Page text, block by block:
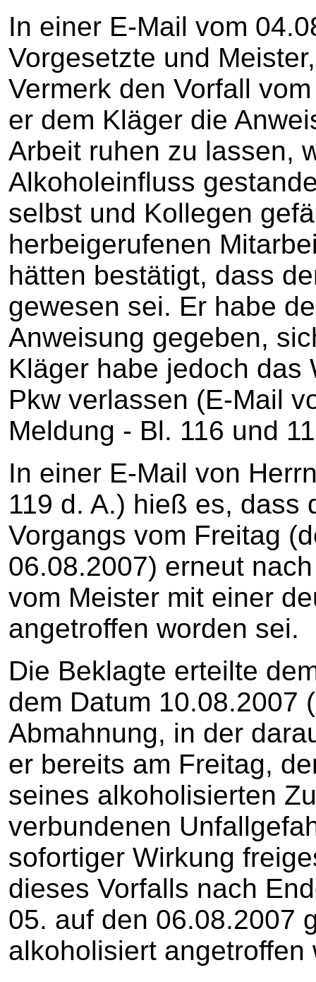
In einer E-Mail vom
Vorgesetzte und
Vermerk den Vorfall
er dem Kläger die
Arbeit ruhen zu lassen,
Alkoholeinfluss
selbst und Kollegen
herbeigerufenen
hätten bestätigt, dass
gewesen sei. Er habe
Anweisung gegeben,
Kläger habe jedoch das
Pkw verlassen (E-Mail
Meldung - Bl. 116 und
In einer E-Mail von
119 d. A.) hieß es, dass
Vorgangs vom Freitag
06.08.2007) erneut
vom Meister mit einer
angetroffen worden sei.
Die Beklagte erteilte
dem Datum 10.08.2007
Abmahnung, in der
er bereits am Freitag,
seines alkoholisierten
verbundenen
sofortiger Wirkung
dieses Vorfalls nach
05. auf den 06.08.2007
alkoholisiert angetroffen